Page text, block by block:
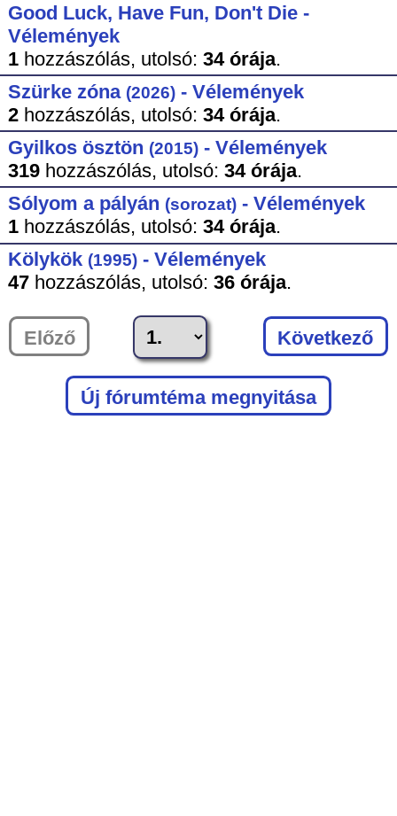
Good Luck, Have Fun, Don't Die -
Vélemények
1hozzászólás, utolsó: 34 órája.
Szürke zóna (2026)- Vélemények
2hozzászólás, utolsó: 34 órája.
Gyilkos ösztön (2015)- Vélemények
319hozzászólás, utolsó: 34 órája.
Sólyom a pályán (sorozat)- Vélemények
1hozzászólás, utolsó: 34 órája.
Kölykök (1995)- Vélemények
47hozzászólás, utolsó: 36 órája.
Előző Következő
Új fórumtéma megnyitása